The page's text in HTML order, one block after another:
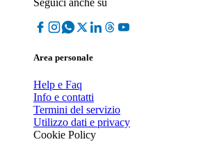
Seguici anche su
Area personale
Help e Faq
Info e contatti
Termini del servizio
Utilizzo dati e privacy
Cookie Policy